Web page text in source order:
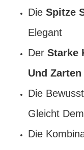
Die Spitze
Elegant
Der Starke
Und
Die
Gleicht
Die